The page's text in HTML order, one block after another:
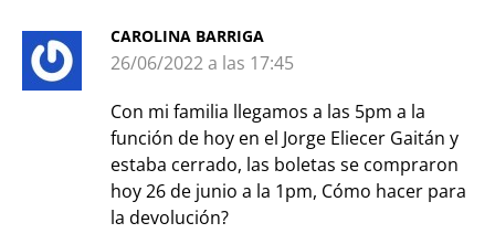
CAROLINA BARRIGA
26/06/2022 a las 17:45
Con mi familia llegamos a las 5pm a la
función de hoy en el Jorge Eliecer Gaitán y
estaba cerrado, las boletas se compraron
hoy 26 de junio a la 1pm, Cómo hacer para
la devolución?